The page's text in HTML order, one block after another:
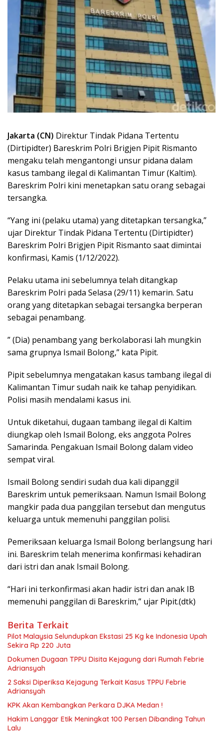
Jakarta (CN) Direktur Tindak Pidana Tertentu
(Dirtipidter) Bareskrim Polri Brigjen Pipit Rismanto
mengaku telah mengantongi unsur pidana dalam
kasus tambang ilegal di Kalimantan Timur (Kaltim).
Bareskrim Polri kini menetapkan satu orang sebagai
tersangka.
“Yang ini (pelaku utama) yang ditetapkan tersangka,”
ujar Direktur Tindak Pidana Tertentu (Dirtipidter)
Bareskrim Polri Brigjen Pipit Rismanto saat dimintai
konfirmasi, Kamis (1/12/2022).
Pelaku utama ini sebelumnya telah ditangkap
Bareskrim Polri pada Selasa (29/11) kemarin. Satu
orang yang ditetapkan sebagai tersangka berperan
sebagai penambang.
” (Dia) penambang yang berkolaborasi lah mungkin
sama grupnya Ismail Bolong,” kata Pipit.
Pipit sebelumnya mengatakan kasus tambang ilegal di
Kalimantan Timur sudah naik ke tahap penyidikan.
Polisi masih mendalami kasus ini.
Untuk diketahui, dugaan tambang ilegal di Kaltim
diungkap oleh Ismail Bolong, eks anggota Polres
Samarinda. Pengakuan Ismail Bolong dalam video
sempat viral.
Ismail Bolong sendiri sudah dua kali dipanggil
Bareskrim untuk pemeriksaan. Namun Ismail Bolong
mangkir pada dua panggilan tersebut dan mengutus
keluarga untuk memenuhi panggilan polisi.
Pemeriksaan keluarga Ismail Bolong berlangsung hari
ini. Bareskrim telah menerima konfirmasi kehadiran
dari istri dan anak Ismail Bolong.
“Hari ini terkonfirmasi akan hadir istri dan anak IB
memenuhi panggilan di Bareskrim,” ujar Pipit.(dtk)
Berita Terkait
Pilot Malaysia Selundupkan Ekstasi 25 Kg ke Indonesia Upah
Sekira Rp 220 Juta
Dokumen Dugaan TPPU Disita Kejagung dari Rumah Febrie
Adriansyah
2 Saksi Diperiksa Kejagung Terkait Kasus TPPU Febrie
Adriansyah
KPK Akan Kembangkan Perkara DJKA Medan !
Hakim Langgar Etik Meningkat 100 Persen Dibanding Tahun
Lalu